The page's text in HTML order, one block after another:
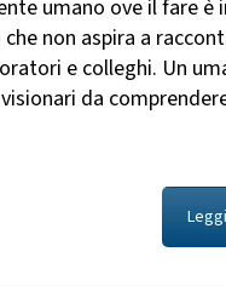
umano ove il fare è
che non aspira a
e colleghi. Un
da